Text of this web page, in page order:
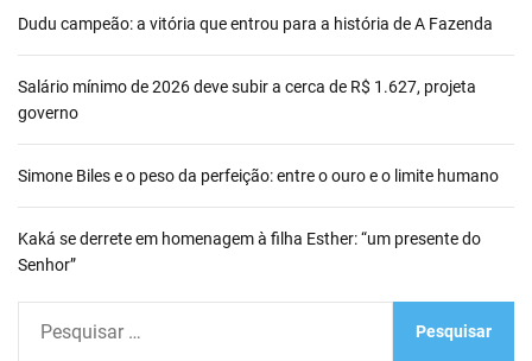
Dudu campeão: a vitória que entrou para a história de A Fazenda
Salário mínimo de 2026 deve subir a cerca de R$ 1.627, projeta
governo
Simone Biles e o peso da perfeição: entre o ouro e o limite humano
Kaká se derrete em homenagem à filha Esther: “um presente do
Senhor”